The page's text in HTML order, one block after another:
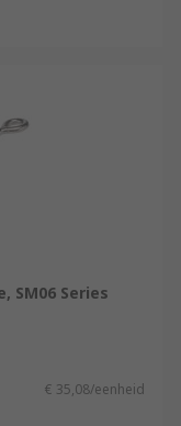
SM06 Series
€ 35,08/eenheid